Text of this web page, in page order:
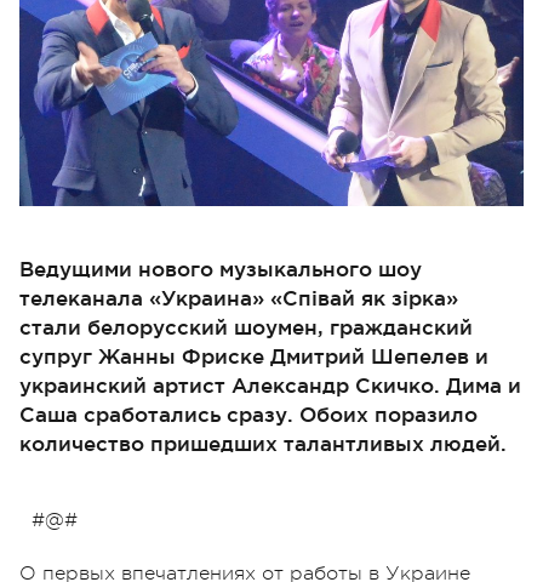
Ведущими нового музыкального шоу
телеканала «Украина» «Співай як зірка»
стали белорусский шоумен, гражданский
супруг Жанны Фриске Дмитрий Шепелев и
украинский артист Александр Скичко. Дима и
Саша сработались сразу. Обоих поразило
количество пришедших талантливых людей.
#@#
О первых впечатлениях от работы в Украине